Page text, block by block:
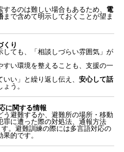
るのは難しい場合もあるため、 電
まで含めて明示しておくことが望ま
くり
しても、「相談しづらい雰囲気」が
すい環境を整えることも、支援の一
いい」と繰り返し伝え、 安心して話
う。
に関する情報
避難するか、避難所の場所・移動
罪に遭った際の対処法、通報方法
す。避難訓練の際には多言語対応の
的です。